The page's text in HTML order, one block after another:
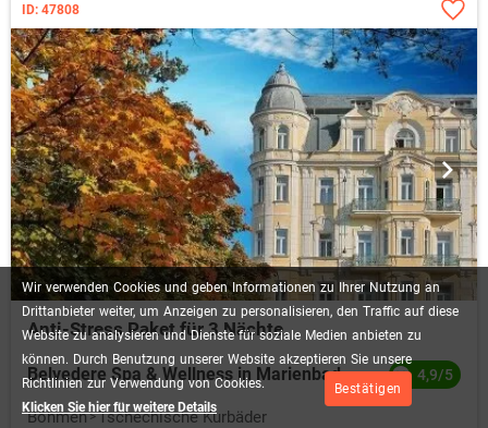
Wir verwenden Cookies und geben Informationen zu Ihrer Nutzung an
Drittanbieter weiter, um Anzeigen zu personalisieren, den Traffic auf diese
Website zu analysieren und Dienste für soziale Medien anbieten zu
können. Durch Benutzung unserer Website akzeptieren Sie unsere
Richtlinien zur Verwendung von Cookies.
Klicken Sie hier für weitere Details
Bestätigen
ID: 47808
Anti-Stress Paket für 3 Nächte
Belvedere Spa & Wellness in Marienbad 4,9/5
Böhmen Tschechische Kurbäder